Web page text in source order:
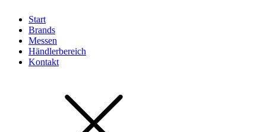
Start
Brands
Messen
Händlerbereich
Kontakt